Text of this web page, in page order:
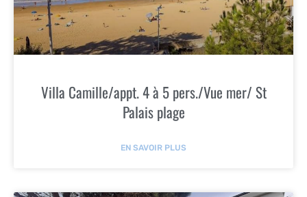
Villa Camille/appt. 4 à 5 pers./Vue mer/ St
Palais plage
EN SAVOIR PLUS